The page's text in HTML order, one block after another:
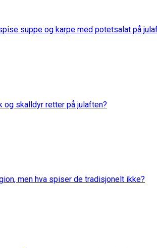
suppe og karpe med potetsalat på
skalldyr retter på julaften?
men hva spiser de tradisjonelt ikke?